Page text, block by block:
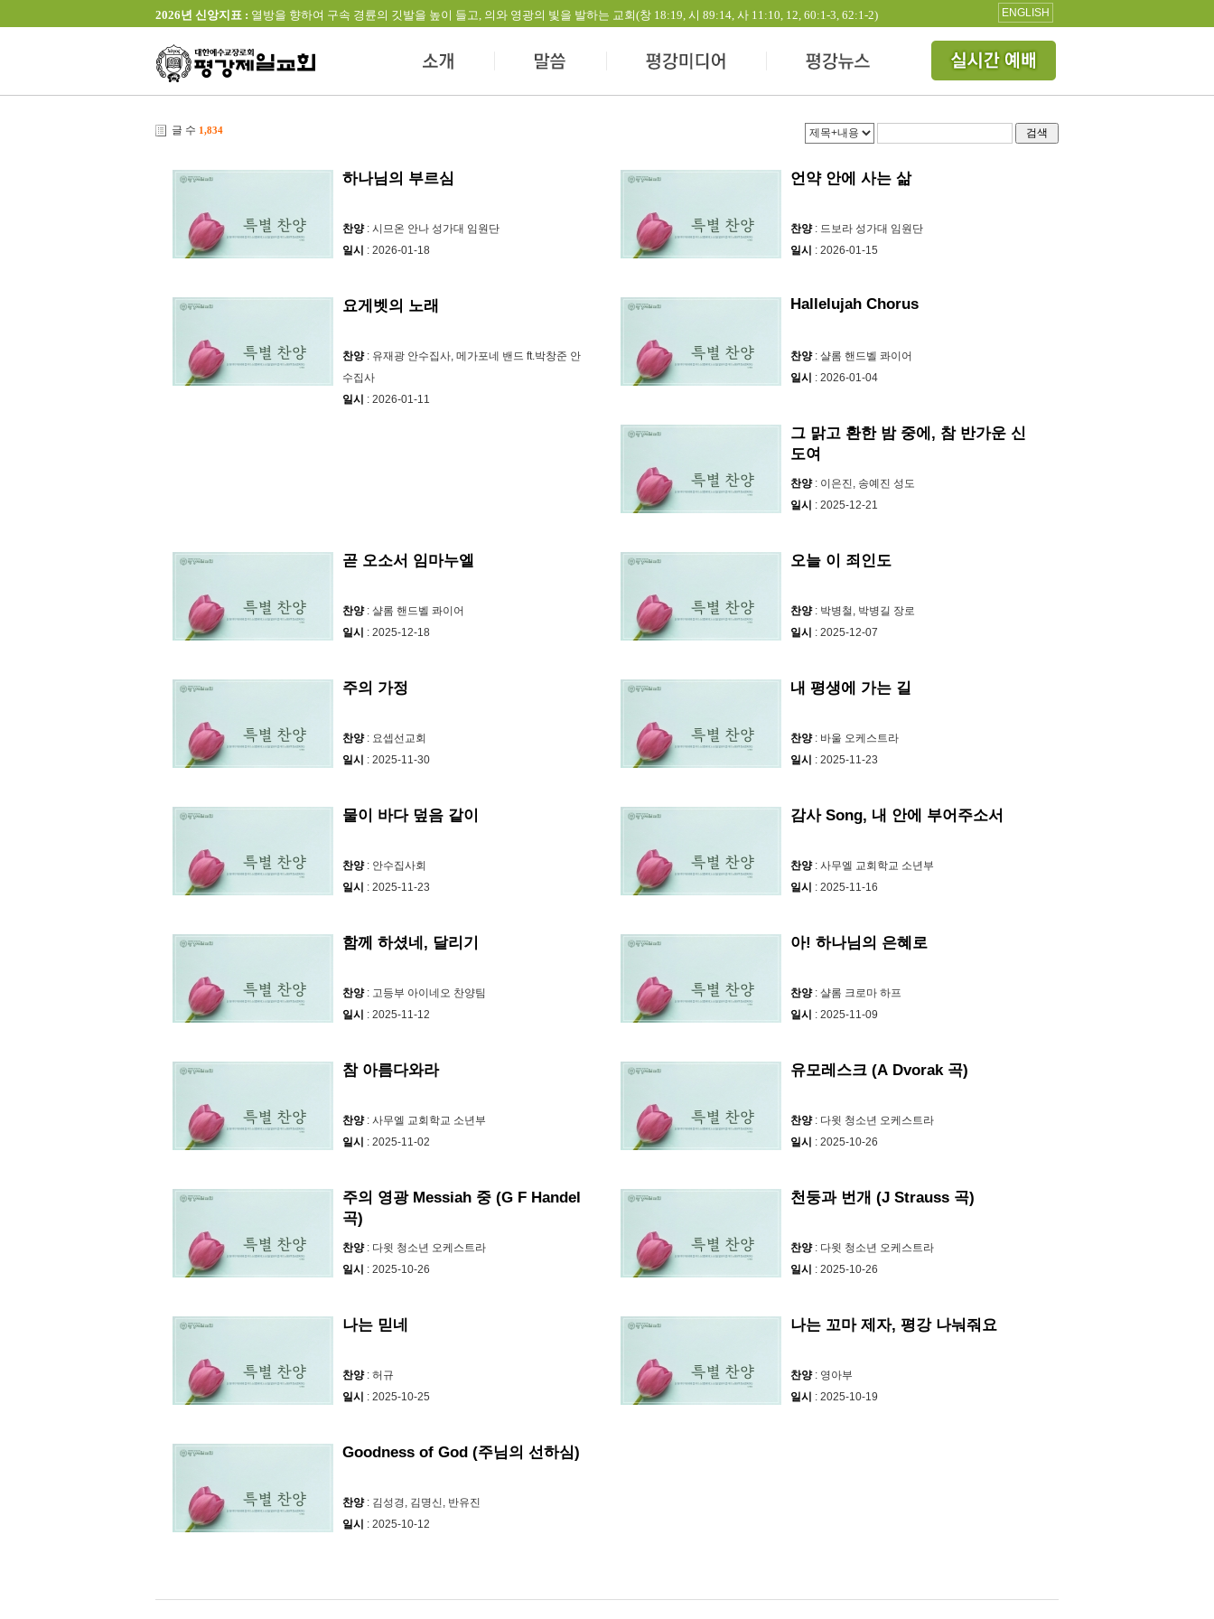
2026년 신앙지표 : 열방을 향하여 구속 경륜의 깃발을 높이 들고, 의와 영광의 빛을 발하는 교회(창 18:19, 시 89:14, 사 11:10, 12, 60:1-3, 62:1-2) ENGLISH
글 수 1,834 검색
하나님의 부르심
찬양: 시므온 안나 성가대 임원단
일시 : 2026-01-18
언약 안에 사는 삶
찬양: 드보라 성가대 임원단
일시 : 2026-01-15
요게벳의 노래
찬양: 유재광 안수집사, 메가포네 밴드 ft.박창준 안
수집사
일시 : 2026-01-11
Hallelujah Chorus
찬양: 샬롬 핸드벨 콰이어
일시 : 2026-01-04
그 맑고 환한 밤 중에, 참 반가운 신
도여
찬양: 이은진, 송예진 성도
일시 : 2025-12-21
곧 오소서 임마누엘
찬양: 샬롬 핸드벨 콰이어
일시 : 2025-12-18
오늘 이 죄인도
찬양: 박병철, 박병길 장로
일시 : 2025-12-07
주의 가정
찬양: 요셉선교회
일시 : 2025-11-30
내 평생에 가는 길
찬양: 바울 오케스트라
일시 : 2025-11-23
물이 바다 덮음 같이
찬양: 안수집사회
일시 : 2025-11-23
감사 Song, 내 안에 부어주소서
찬양: 사무엘 교회학교 소년부
일시 : 2025-11-16
함께 하셨네, 달리기
찬양: 고등부 아이네오 찬양팀
일시 : 2025-11-12
아! 하나님의 은혜로
찬양: 샬롬 크로마 하프
일시 : 2025-11-09
참 아름다와라
찬양: 사무엘 교회학교 소년부
일시 : 2025-11-02
유모레스크 (A Dvorak 곡)
찬양: 다윗 청소년 오케스트라
일시 : 2025-10-26
주의 영광 Messiah 중 (G F Handel
곡)
찬양: 다윗 청소년 오케스트라
일시 : 2025-10-26
천둥과 번개 (J Strauss 곡)
찬양: 다윗 청소년 오케스트라
일시 : 2025-10-26
나는 믿네
찬양: 허규
일시 : 2025-10-25
나는 꼬마 제자, 평강 나눠줘요
찬양: 영아부
일시 : 2025-10-19
Goodness of God (주님의 선하심)
찬양: 김성경, 김명신, 반유진
일시 : 2025-10-12